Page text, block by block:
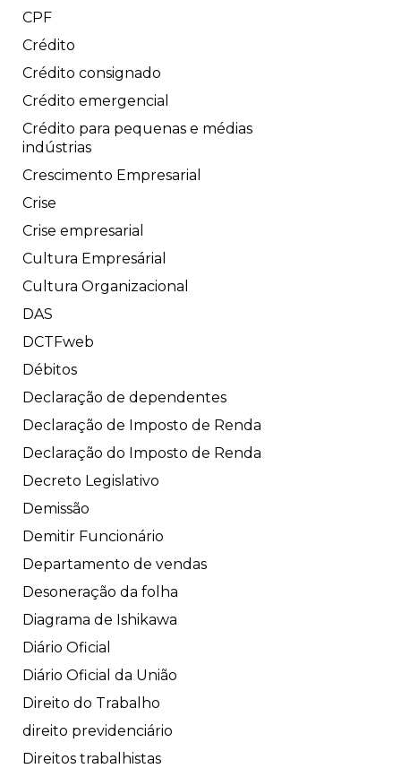
CPF
Crédito
Crédito consignado
Crédito emergencial
Crédito para pequenas e médias
indústrias
Crescimento Empresarial
Crise
Crise empresarial
Cultura Empresárial
Cultura Organizacional
DAS
DCTFweb
Débitos
Declaração de dependentes
Declaração de Imposto de Renda
Declaração do Imposto de Renda
Decreto Legislativo
Demissão
Demitir Funcionário
Departamento de vendas
Desoneração da folha
Diagrama de Ishikawa
Diário Oficial
Diário Oficial da União
Direito do Trabalho
direito previdenciário
Direitos trabalhistas